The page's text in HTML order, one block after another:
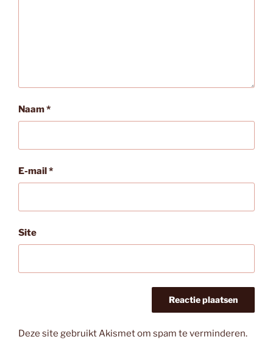
Naam*
E-mail*
Site
Deze site gebruikt Akismet om spam te verminderen.